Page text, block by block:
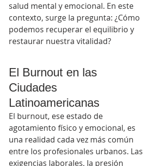
salud mental y emocional. En este
contexto, surge la pregunta: ¿Cómo
podemos recuperar el equilibrio y
restaurar nuestra vitalidad?
El Burnout en las
Ciudades
Latinoamericanas
El burnout, ese estado de
agotamiento físico y emocional, es
una realidad cada vez más común
entre los profesionales urbanos. Las
exigencias laborales, la presión